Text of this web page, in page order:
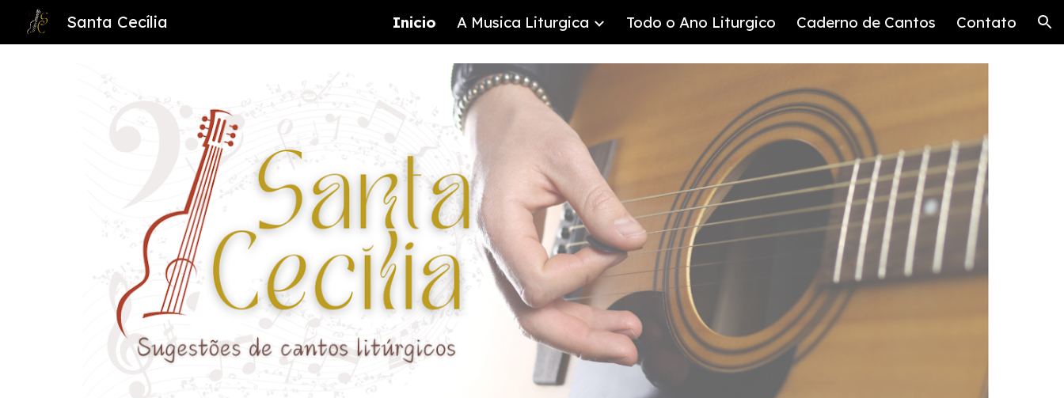
Skip to main content Skip to navigation
Santa Cecília Inicio A Musica Liturgica Todo o Ano Liturgico Caderno de Cantos Contato